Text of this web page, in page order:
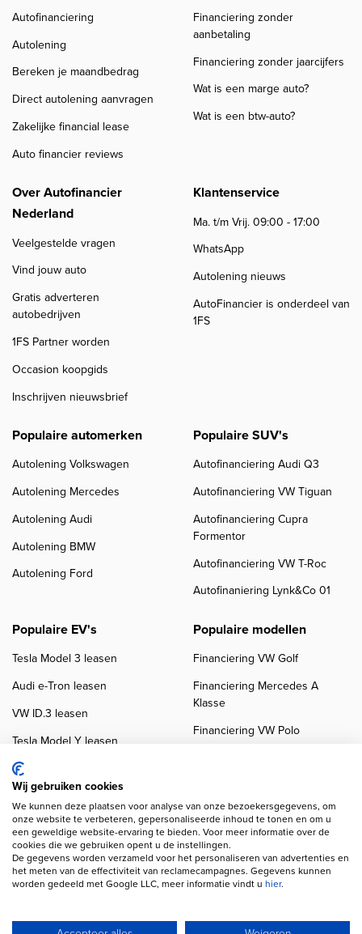
Autofinanciering
Autolening
Bereken je maandbedrag
Direct autolening aanvragen
Zakelijke financial lease
Auto financier reviews
Financiering zonder
aanbetaling
Financiering zonder jaarcijfers
Wat is een marge auto?
Wat is een btw-auto?
Over Autofinancier
Nederland
Veelgestelde vragen
Vind jouw auto
Gratis adverteren
autobedrijven
1FS Partner worden
Occasion koopgids
Inschrijven nieuwsbrief
Klantenservice
Ma. t/m Vrij. 09:00 - 17:00
WhatsApp
Autolening nieuws
AutoFinancier is onderdeel van
1FS
Populaire automerken
Autolening Volkswagen
Autolening Mercedes
Autolening Audi
Autolening BMW
Autolening Ford
Populaire SUV's
Autofinanciering Audi Q3
Autofinanciering VW Tiguan
Autofinanciering Cupra
Formentor
Autofinanciering VW T-Roc
Autofinaniering Lynk&Co 01
Populaire EV's
Tesla Model 3 leasen
Audi e-Tron leasen
VW ID.3 leasen
Tesla Model Y leasen
VW ID.4 leasen
Populaire modellen
Financiering VW Golf
Financiering Mercedes A
Klasse
Financiering VW Polo
Copyright navigation
Klanten beoordelingen
Autobedrijven
Wij gebruiken cookies
We kunnen deze plaatsen voor analyse van onze bezoekersgegevens, om
onze website te verbeteren, gepersonaliseerde inhoud te tonen en om u
een geweldige website-ervaring te bieden. Voor meer informatie over de
cookies die we gebruiken opent u de instellingen.
De gegevens worden verzameld voor het personaliseren van advertenties en
het meten van de effectiviteit van reclamecampagnes. Gegevens kunnen
worden gedeeld met Google LLC, meer informatie vindt u hier.